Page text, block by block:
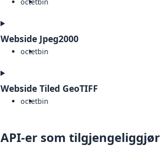
Webside Jpeg2000
octetbin
Webside Tiled GeoTIFF
octetbin
API-er som